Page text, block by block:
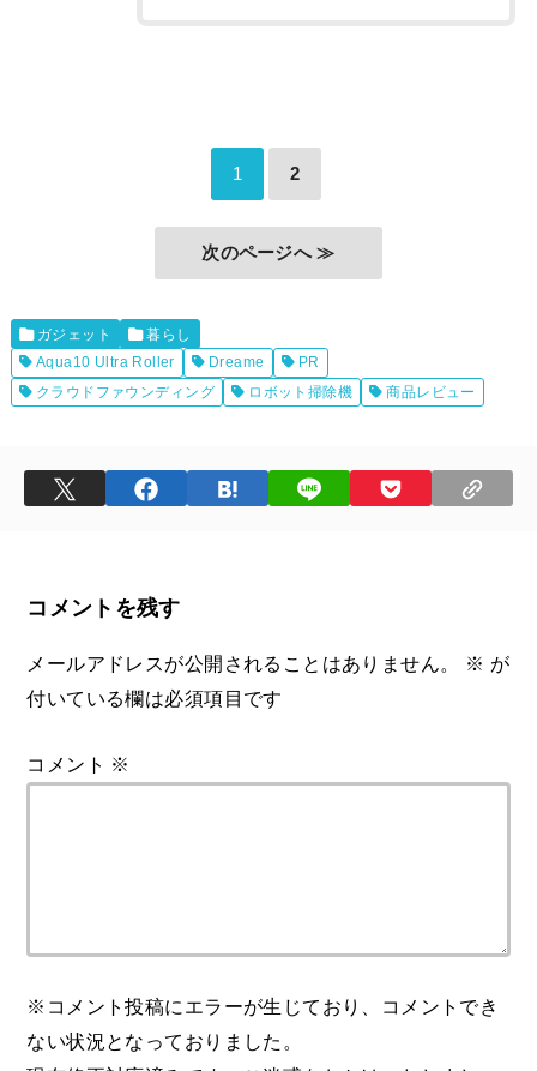
1 2
次のページへ ≫
ガジェット
暮らし
Aqua10 Ultra Roller
Dreame
PR
クラウドファウンディング
ロボット掃除機 商品レビュー
コメントを残す
メールアドレスが公開されることはありません。 ※ が
付いている欄は必須項目です
コメント ※
※コメント投稿にエラーが生じており、コメントでき
ない状況となっておりました。